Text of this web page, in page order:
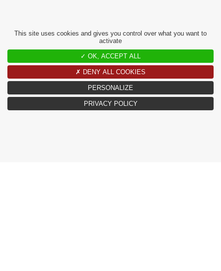
L’Œil Art Paris : Mutations et
Mémoires
This site uses cookies and gives you control over what you want to
activate
✓ OK, ACCEPT ALL
✗ DENY ALL COOKIES
PERSONALIZE
PRIVACY POLICY